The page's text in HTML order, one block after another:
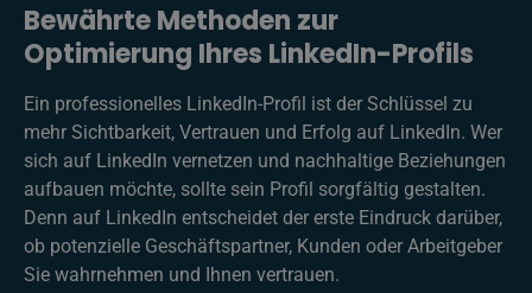
Bewährte Methoden zur
Optimierung Ihres LinkedIn-Profils
Ein professionelles LinkedIn-Profil ist der Schlüssel zu
mehr Sichtbarkeit, Vertrauen und Erfolg auf LinkedIn. Wer
sich auf LinkedIn vernetzen und nachhaltige Beziehungen
aufbauen möchte, sollte sein Profil sorgfältig gestalten.
Denn auf LinkedIn entscheidet der erste Eindruck darüber,
ob potenzielle Geschäftspartner, Kunden oder Arbeitgeber
Sie wahrnehmen und Ihnen vertrauen.